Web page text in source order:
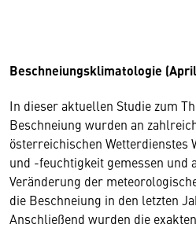
Beschneiungsklimatologie
In dieser aktuellen Studie zum
Beschneiung wurden an
österreichischen Wetterdienstes
und -feuchtigkeit gemessen und
Veränderung der
die Beschneiung in den letzten
Anschließend wurden die